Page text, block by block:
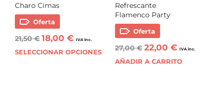
Charo Cimas
Oferta
21,50€ 18,00 € IVA inc.
SELECCIONAR OPCIONES
Refrescante
Flamenco Party
Oferta
27,00€ 22,00 € IVA inc.
AÑADIR A CARRITO